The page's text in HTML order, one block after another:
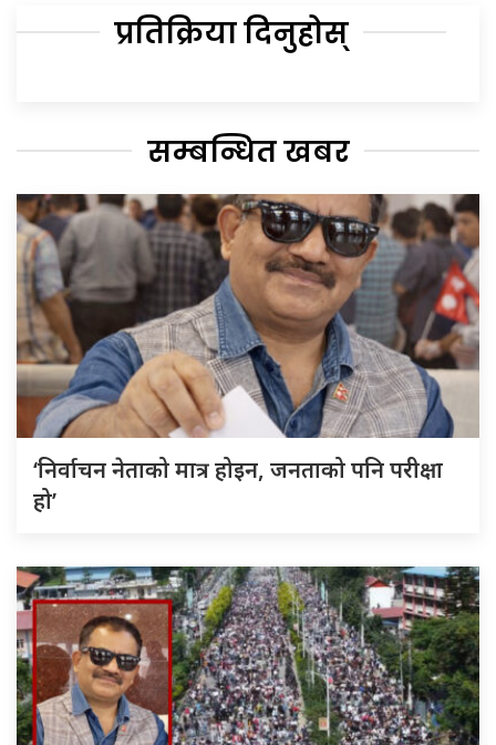
प्रतिक्रिया दिनुहोस्
सम्बन्धित खबर
‘निर्वाचन नेताको मात्र होइन, जनताको पनि परीक्षा
हो’